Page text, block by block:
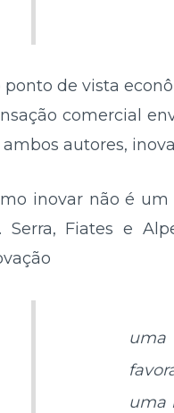
ponto de vista
comercial
autores,
inovar não é
Serra, Fiates e
uma
uma